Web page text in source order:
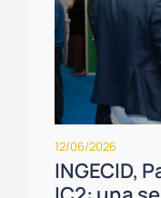
12/06/2026
INGECID,